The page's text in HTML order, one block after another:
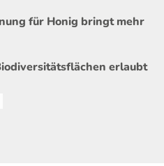
für Honig bringt mehr
erlaubt